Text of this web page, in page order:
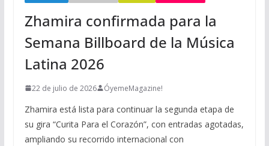
Zhamira confirmada para la
Semana Billboard de la Música
Latina 2026
22 de julio de 2026 ÓyemeMagazine!
Zhamira está lista para continuar la segunda etapa de
su gira “Curita Para el Corazón”, con entradas agotadas,
ampliando su recorrido internacional con